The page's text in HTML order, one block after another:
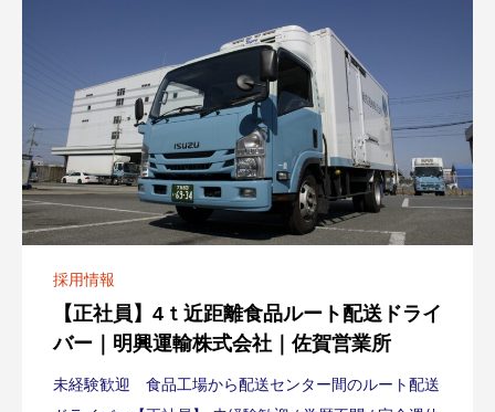
採用情報
【正社員】4ｔ近距離食品ルート配送ドライ
バー｜明興運輸株式会社｜佐賀営業所
未経験歓迎 食品工場から配送センター間のルート配送